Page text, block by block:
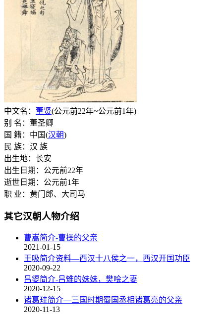
中文名： 董贤(公元前22年~公元前1年)
别 名：董圣卿
国 籍：中国(汉朝)
民 族：汉 族
出生地：长安
出生日期：公元前22年
逝世日期：公元前1年
职 业：黄门郎、大司马
其它汉朝人物介绍
曹嵩简介-曹操的父亲
2021-01-15
王吸简介资料—西汉十八侯之一，西汉开国功臣
2020-09-22
吕媭简介-吕雉的妹妹，樊哙之妻
2020-12-15
诸葛珪简介—三国时期蜀国丞相诸葛亮的父亲
2020-11-13